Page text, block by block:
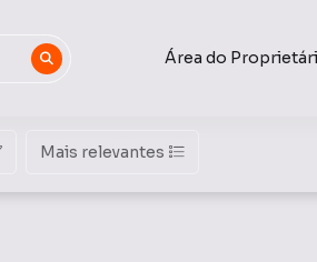
Área do
Mais relevantes